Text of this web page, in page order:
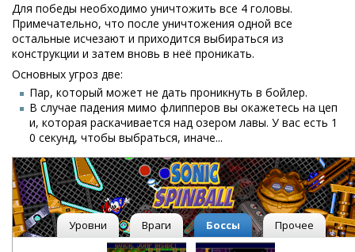
Для победы необходимо уничтожить все 4 головы.
Примечательно, что после уничтожения одной все
остальные исчезают и приходится выбираться из
конструкции и затем вновь в неё проникать.
Основных угроз две:
Пар, который может не дать проникнуть в бойлер.
В случае падения мимо флипперов вы окажетесь на цеп
и, которая раскачивается над озером лавы. У вас есть 1
0 секунд, чтобы выбраться, иначе...
Уровни Враги Боссы Прочее